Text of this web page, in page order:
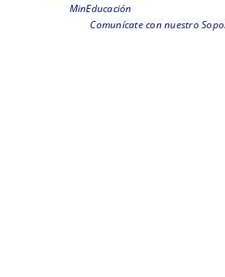
MinEducación
Comunícate con nuestro